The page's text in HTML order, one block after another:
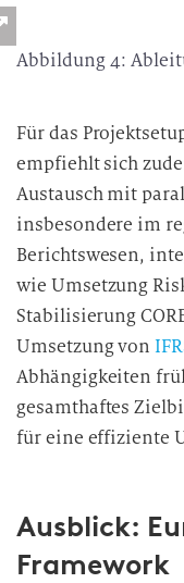
Abbildung 4:
Für das
empfiehlt sich
Austausch mit
insbesondere im
Berichtswesen,
wie Umsetzung
Stabilisierung
Umsetzung von
Abhängigkeiten
gesamthaftes
für eine effiziente
Ausblick:
Framework